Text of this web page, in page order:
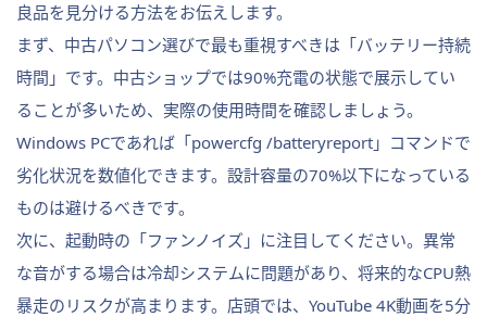
良品を見分ける方法をお伝えします。
まず、中古パソコン選びで最も重視すべきは「バッテリー持続
時間」です。中古ショップでは90%充電の状態で展示してい
ることが多いため、実際の使用時間を確認しましょう。
Windows PCであれば「powercfg /batteryreport」コマンドで
劣化状況を数値化できます。設計容量の70%以下になっている
ものは避けるべきです。
次に、起動時の「ファンノイズ」に注目してください。異常
な音がする場合は冷却システムに問題があり、将来的なCPU熱
暴走のリスクが高まります。店頭では、YouTube 4K動画を5分